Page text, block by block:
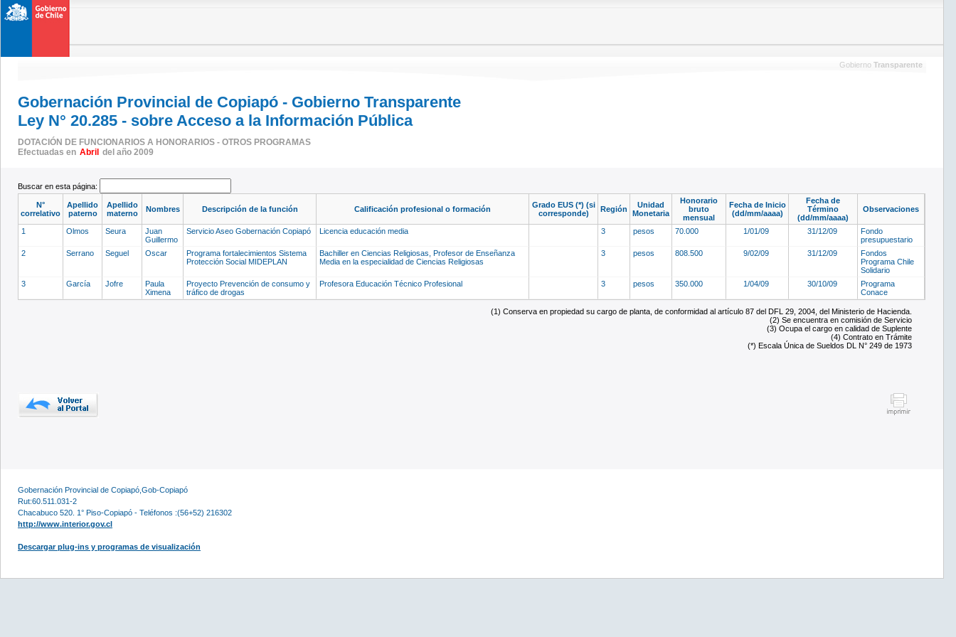
Gobierno Transparente
Gobernación Provincial de Copiapó - Gobierno Transparente
Ley N° 20.285 - sobre Acceso a la Información Pública
DOTACIÓN DE FUNCIONARIOS A HONORARIOS - OTROS PROGRAMAS
Efectuadas en Abril del año 2009
Buscar en esta página:
N°
correlativo
Apellido
paterno
Apellido
materno
Nombres Descripción de la función Calificación profesional o formación
Grado EUS (*) (si
corresponde)
Región
Unidad
Monetaria
Honorario
bruto
mensual
Fecha de Inicio
(dd/mm/aaaa)
Fecha de
Término
(dd/mm/aaaa)
Observaciones
1 Olmos Seura
Juan
Guillermo
Servicio Aseo Gobernación Copiapó Licencia educación media 3 pesos 70.000 1/01/09 31/12/09
Fondo
presupuestario
2
Serrano Seguel Oscar
Programa fortalecimientos Sistema
Protección Social MIDEPLAN
Bachiller en Ciencias Religiosas, Profesor de Enseñanza
Media en la especialidad de Ciencias Religiosas
3 pesos 808.500 9/02/09 31/12/09
Fondos
Programa Chile
Solidario
3
García Jofre
Paula
Ximena
Proyecto Prevención de consumo y
tráfico de drogas
Profesora Educación Técnico Profesional 3 pesos 350.000 1/04/09 30/10/09
Programa
Conace
(1) Conserva en propiedad su cargo de planta, de conformidad al artículo 87 del DFL 29, 2004, del Ministerio de Hacienda.
(2) Se encuentra en comisión de Servicio
(3) Ocupa el cargo en calidad de Suplente
(4) Contrato en Trámite
(*) Escala Única de Sueldos DL N° 249 de 1973
Gobernación Provincial de Copiapó,Gob-Copiapó
Rut:60.511.031-2
Chacabuco 520. 1° Piso-Copiapó - Teléfonos :(56+52) 216302
http://www.interior.gov.cl
Descargar plug-ins y programas de visualización